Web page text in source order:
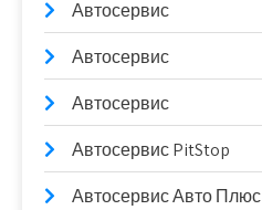
Автосервис
Автосервис
Автосервис
Автосервис PitStop
Автосервис Авто Плюс